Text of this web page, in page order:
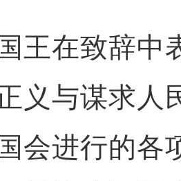
在致辞中
义与谋求人
会进行的各